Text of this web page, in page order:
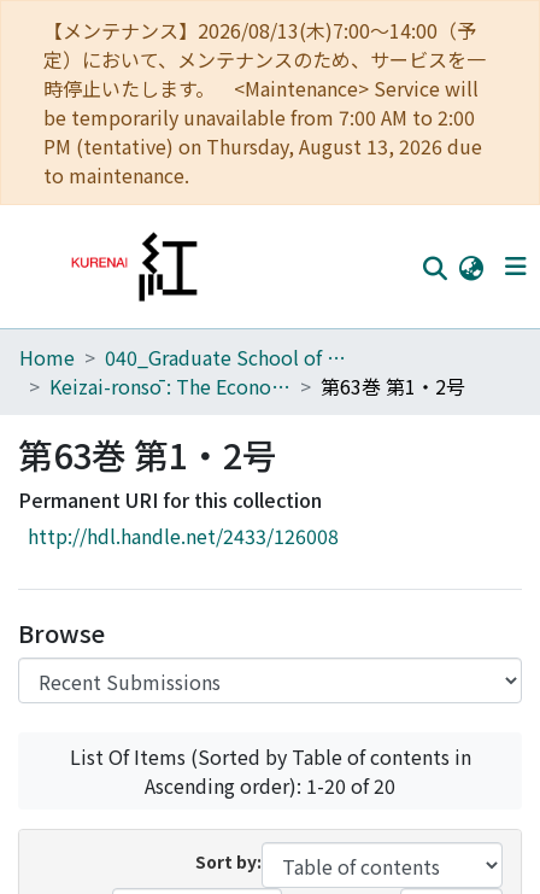
【メンテナンス】2026/08/13(木)7:00～14:00（予
定）において、メンテナンスのため、サービスを一
時停止いたします。 <Maintenance> Service will
be temporarily unavailable from 7:00 AM to 2:00
PM (tentative) on Thursday, August 13, 2026 due
to maintenance.
Home
Browse
Download Ranking
Access Statistics
Home
040_Graduate School of Economics
Keizai-ronsō : The Economic Review
第63巻 第1・2号
第63巻 第1・2号
Permanent URI for this collection
http://hdl.handle.net/2433/126008
Browse
List Of Items (Sorted by Table of contents in
Ascending order): 1-20 of 20
Sort by: